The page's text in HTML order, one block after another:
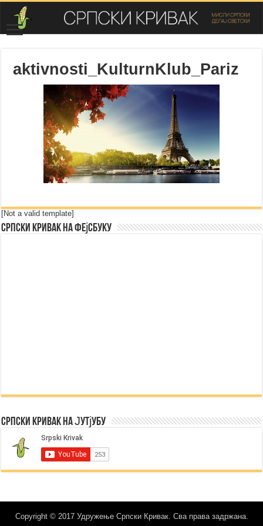
aktivnosti_KulturnKlub_Pariz
[Not a valid template]
Српски Кривак на Фејсбуку
Српски Кривак на Јутјубу
Copyright © 2017 Удружење Српски Кривак. Сва права задржана.